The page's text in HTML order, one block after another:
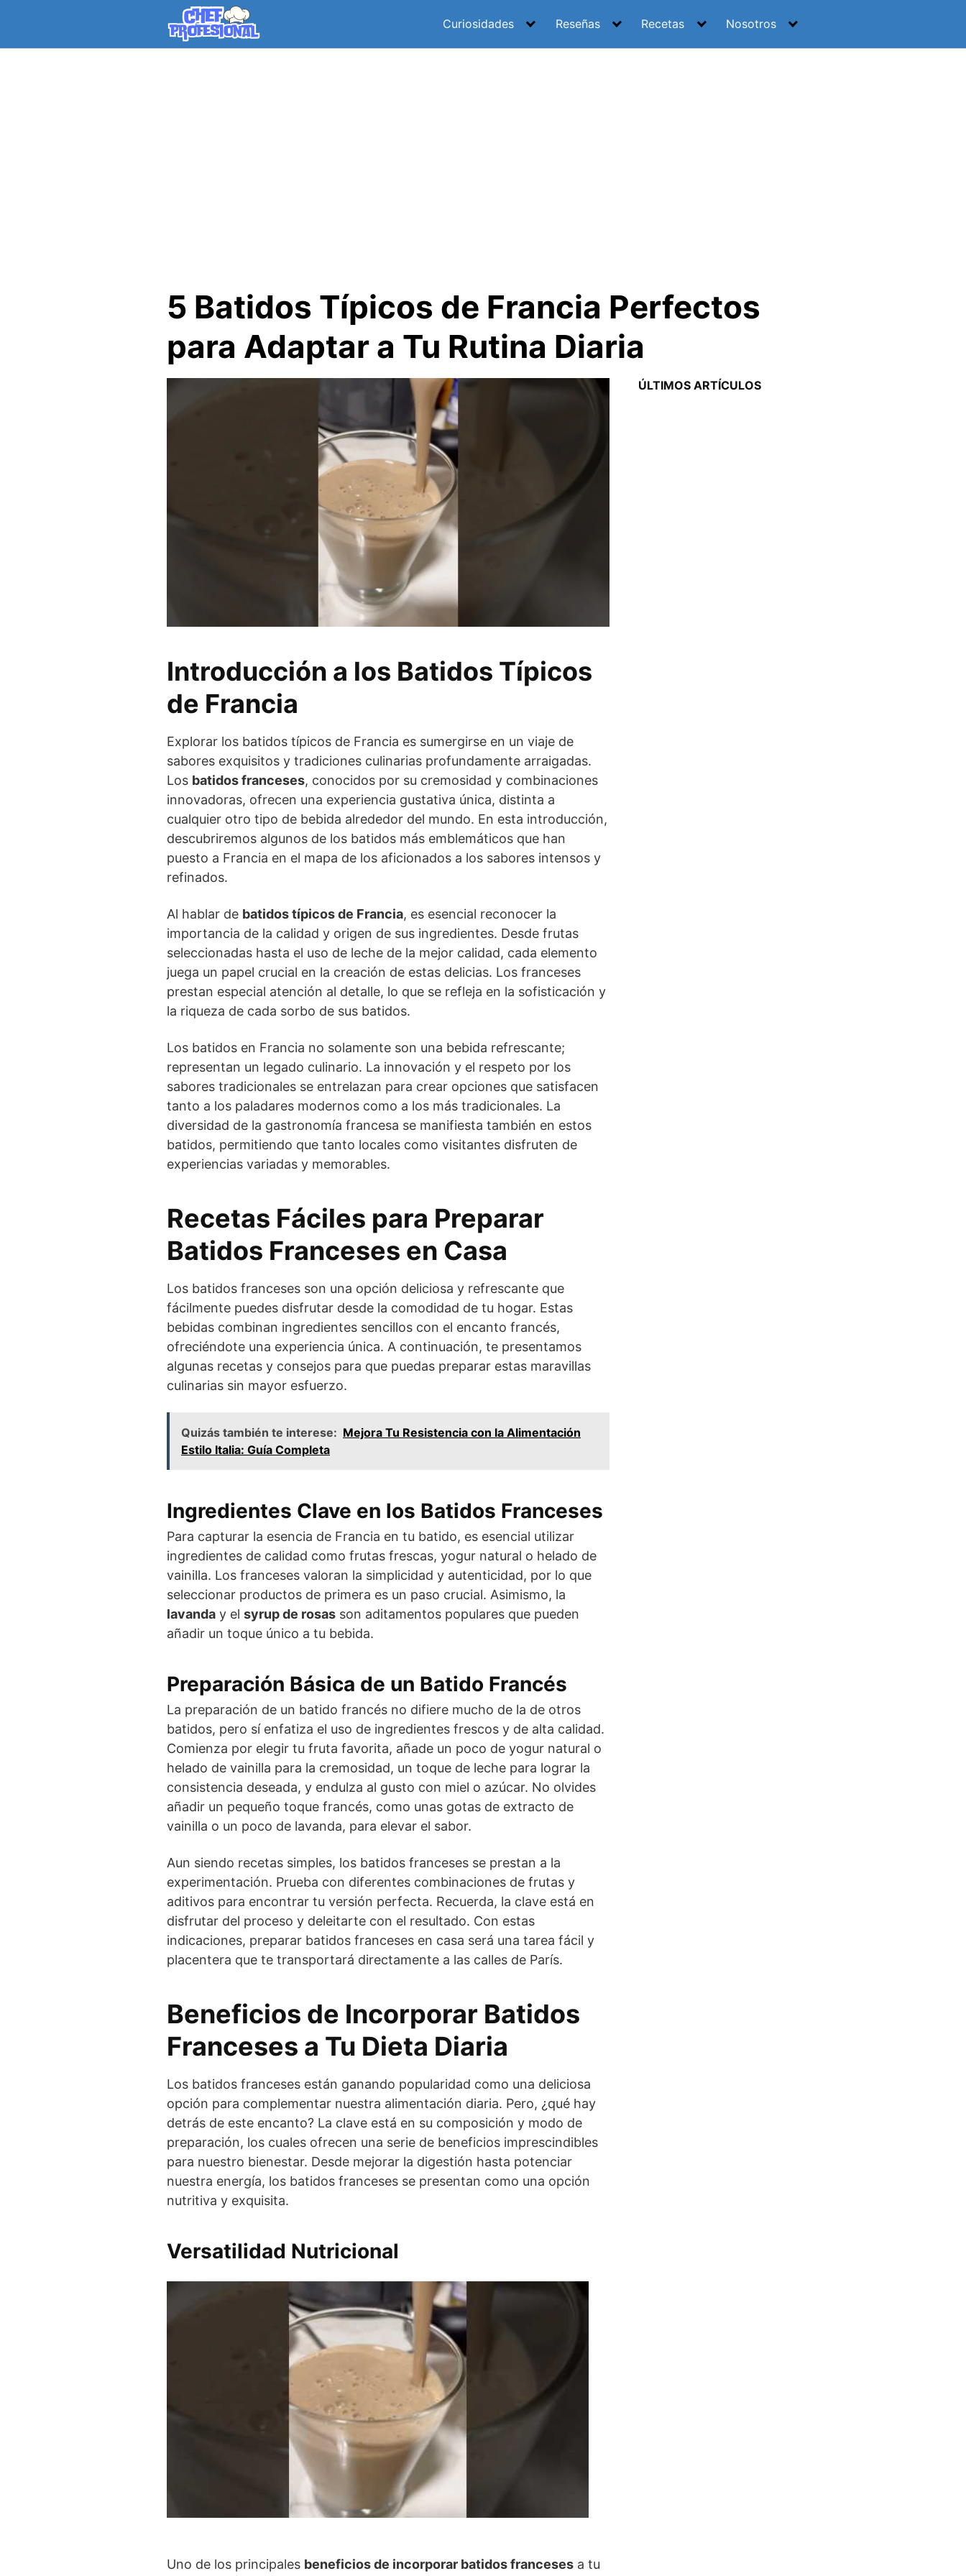
Curiosidades Reseñas Recetas Nosotros
5 Batidos Típicos de Francia Perfectos
para Adaptar a Tu Rutina Diaria
Introducción a los Batidos Típicos
de Francia
Explorar los batidos típicos de Francia es sumergirse en un viaje de
sabores exquisitos y tradiciones culinarias profundamente arraigadas.
Los batidos franceses, conocidos por su cremosidad y combinaciones
innovadoras, ofrecen una experiencia gustativa única, distinta a
cualquier otro tipo de bebida alrededor del mundo. En esta introducción,
descubriremos algunos de los batidos más emblemáticos que han
puesto a Francia en el mapa de los aficionados a los sabores intensos y
refinados.
Al hablar de batidos típicos de Francia, es esencial reconocer la
importancia de la calidad y origen de sus ingredientes. Desde frutas
seleccionadas hasta el uso de leche de la mejor calidad, cada elemento
juega un papel crucial en la creación de estas delicias. Los franceses
prestan especial atención al detalle, lo que se refleja en la sofisticación y
la riqueza de cada sorbo de sus batidos.
Los batidos en Francia no solamente son una bebida refrescante;
representan un legado culinario. La innovación y el respeto por los
sabores tradicionales se entrelazan para crear opciones que satisfacen
tanto a los paladares modernos como a los más tradicionales. La
diversidad de la gastronomía francesa se manifiesta también en estos
batidos, permitiendo que tanto locales como visitantes disfruten de
experiencias variadas y memorables.
Recetas Fáciles para Preparar
Batidos Franceses en Casa
Los batidos franceses son una opción deliciosa y refrescante que
fácilmente puedes disfrutar desde la comodidad de tu hogar. Estas
bebidas combinan ingredientes sencillos con el encanto francés,
ofreciéndote una experiencia única. A continuación, te presentamos
algunas recetas y consejos para que puedas preparar estas maravillas
culinarias sin mayor esfuerzo.
Quizás también te interese: Mejora Tu Resistencia con la Alimentación
Estilo Italia: Guía Completa
Ingredientes Clave en los Batidos Franceses
Para capturar la esencia de Francia en tu batido, es esencial utilizar
ingredientes de calidad como frutas frescas, yogur natural o helado de
vainilla. Los franceses valoran la simplicidad y autenticidad, por lo que
seleccionar productos de primera es un paso crucial. Asimismo, la
lavanda y el syrup de rosas son aditamentos populares que pueden
añadir un toque único a tu bebida.
Preparación Básica de un Batido Francés
La preparación de un batido francés no difiere mucho de la de otros
batidos, pero sí enfatiza el uso de ingredientes frescos y de alta calidad.
Comienza por elegir tu fruta favorita, añade un poco de yogur natural o
helado de vainilla para la cremosidad, un toque de leche para lograr la
consistencia deseada, y endulza al gusto con miel o azúcar. No olvides
añadir un pequeño toque francés, como unas gotas de extracto de
vainilla o un poco de lavanda, para elevar el sabor.
Aun siendo recetas simples, los batidos franceses se prestan a la
experimentación. Prueba con diferentes combinaciones de frutas y
aditivos para encontrar tu versión perfecta. Recuerda, la clave está en
disfrutar del proceso y deleitarte con el resultado. Con estas
indicaciones, preparar batidos franceses en casa será una tarea fácil y
placentera que te transportará directamente a las calles de París.
Beneficios de Incorporar Batidos
Franceses a Tu Dieta Diaria
Los batidos franceses están ganando popularidad como una deliciosa
opción para complementar nuestra alimentación diaria. Pero, ¿qué hay
detrás de este encanto? La clave está en su composición y modo de
preparación, los cuales ofrecen una serie de beneficios imprescindibles
para nuestro bienestar. Desde mejorar la digestión hasta potenciar
nuestra energía, los batidos franceses se presentan como una opción
nutritiva y exquisita.
Versatilidad Nutricional
Uno de los principales beneficios de incorporar batidos franceses a tu
ÚLTIMOS ARTÍCULOS